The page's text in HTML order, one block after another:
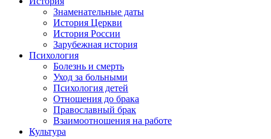
Знаменательные даты
История Церкви
История России
Зарубежная история
Психология
Болезнь и смерть
Уход за больными
Психология детей
Отношения до брака
Православный брак
Взаимоотношения на работе
Культура